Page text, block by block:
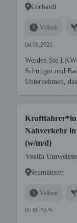
Kirchardt
Vollzeit
04.08.2026
Werden Sie
Schüttgut und
Unternehmen,
Nahverkehr
(w/m/d)
Veolia
Neumünster
Vollzeit
05.08.2026